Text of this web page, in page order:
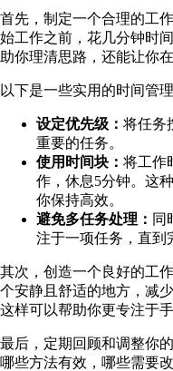
首先，制定一个合理的工
始工作之前，花几分钟时
助你理清思路，还能让你
以下是一些实用的时间管理
设定优先级： 将任务
重要的任务。
使用时间块： 将工作
作，休息5分钟。这
你保持高效。
避免多任务处理： 同
注于一项任务，直到
其次，创造一个良好的工
个安静且舒适的地方，减
这样可以帮助你更专注于手
最后，定期回顾和调整你
哪些方法有效，哪些需要